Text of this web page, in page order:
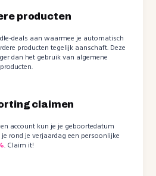
producten
deals aan waarmee je automatisch
producten tegelijk aanschaft. Deze
dan het gebruik van algemene
claimen
account kun je je geboortedatum
rond je verjaardag een persoonlijke
. Claim it!